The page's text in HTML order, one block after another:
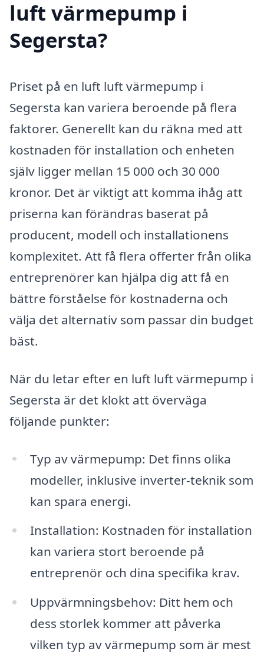
luft värmepump i
Segersta?
Priset på en luft luft värmepump i
Segersta kan variera beroende på flera
faktorer. Generellt kan du räkna med att
kostnaden för installation och enheten
själv ligger mellan 15 000 och 30 000
kronor. Det är viktigt att komma ihåg att
priserna kan förändras baserat på
producent, modell och installationens
komplexitet. Att få flera offerter från olika
entreprenörer kan hjälpa dig att få en
bättre förståelse för kostnaderna och
välja det alternativ som passar din budget
bäst.
När du letar efter en luft luft värmepump i
Segersta är det klokt att överväga
följande punkter:
Typ av värmepump: Det finns olika
modeller, inklusive inverter-teknik som
kan spara energi.
Installation: Kostnaden för installation
kan variera stort beroende på
entreprenör och dina specifika krav.
Uppvärmningsbehov: Ditt hem och
dess storlek kommer att påverka
vilken typ av värmepump som är mest